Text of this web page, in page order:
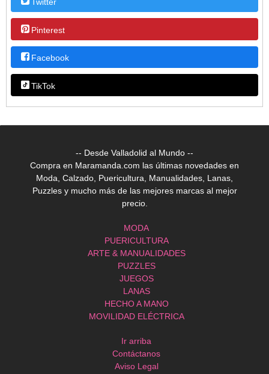
Pinterest
Facebook
TikTok
-- Desde Valladolid al Mundo --
Compra en Maramanda.com las últimas novedades en
Moda, Calzado, Puericultura, Manualidades, Lanas,
Puzzles y mucho más de las mejores marcas al mejor
precio.
MODA
PUERICULTURA
ARTE & MANUALIDADES
PUZZLES
JUEGOS
LANAS
HECHO A MANO
MOVILIDAD ELÉCTRICA
Ir arriba
Contáctanos
Aviso Legal